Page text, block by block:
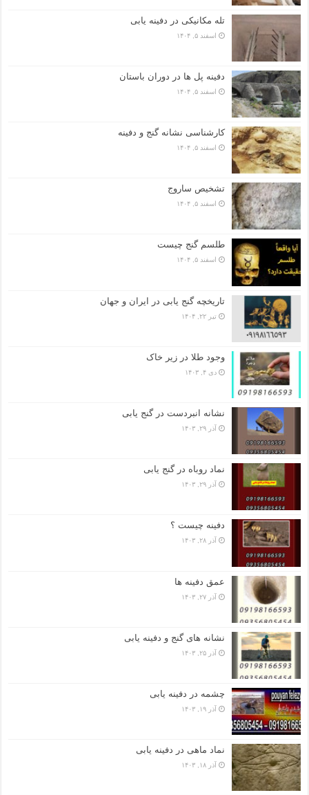
تله مکانیکی در دفینه یابی
اسفند ۵, ۱۴۰۴
دفینه پل ها در دوران باستان
اسفند ۵, ۱۴۰۴
کارشناسی نشانه گنج و دفینه
اسفند ۵, ۱۴۰۴
تشخیص ساروج
اسفند ۵, ۱۴۰۴
طلسم گنج چیست
اسفند ۵, ۱۴۰۴
تاریخچه گنج‌ یابی در ایران و جهان
تیر ۲۲, ۱۴۰۴
وجود طلا در زیر خاک
دی ۴, ۱۴۰۳
نشانه انبردست در گنج یابی
آذر ۲۹, ۱۴۰۳
نماد روباه در گنج یابی
آذر ۲۹, ۱۴۰۳
دفینه چیست ؟
آذر ۲۸, ۱۴۰۳
عمق دفینه ها
آذر ۲۷, ۱۴۰۳
نشانه های گنج و دفینه یابی
آذر ۲۵, ۱۴۰۳
چشمه در دفینه یابی
آذر ۱۹, ۱۴۰۳
نماد ماهی در دفینه یابی
آذر ۱۸, ۱۴۰۳